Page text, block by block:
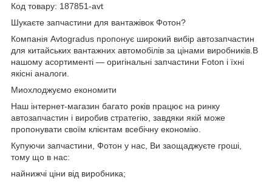
Код товару: 187851-avt
Шукаєте запчастини для вантажівок Фотон?
Компанія Avtogradus пропонує широкий вибір автозапчастин
для китайських вантажних автомобілів за цінами виробників.В
нашому асортименті — оригінальні запчастини Foton і їхні
якісні аналоги.
Миохлоджуємо економити
Наш інтернет-магазин багато років працює на ринку
автозапчастин і виробив стратегію, завдяки якій може
пропонувати своїм клієнтам всебічну економію.
Купуючи запчастини, Фотон у нас, Ви заощаджуєте гроші,
тому що в нас:
найнижчі ціни від виробника;